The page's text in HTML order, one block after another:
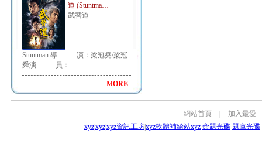
道 (Stuntma…
武替道
Stuntman 導 演：梁冠堯/梁冠
舜演 員：…
MORE
網站首頁
加入最愛
xyzxyzxyz資訊工坊xyz軟體補給站xyz 命題光碟 題庫光碟